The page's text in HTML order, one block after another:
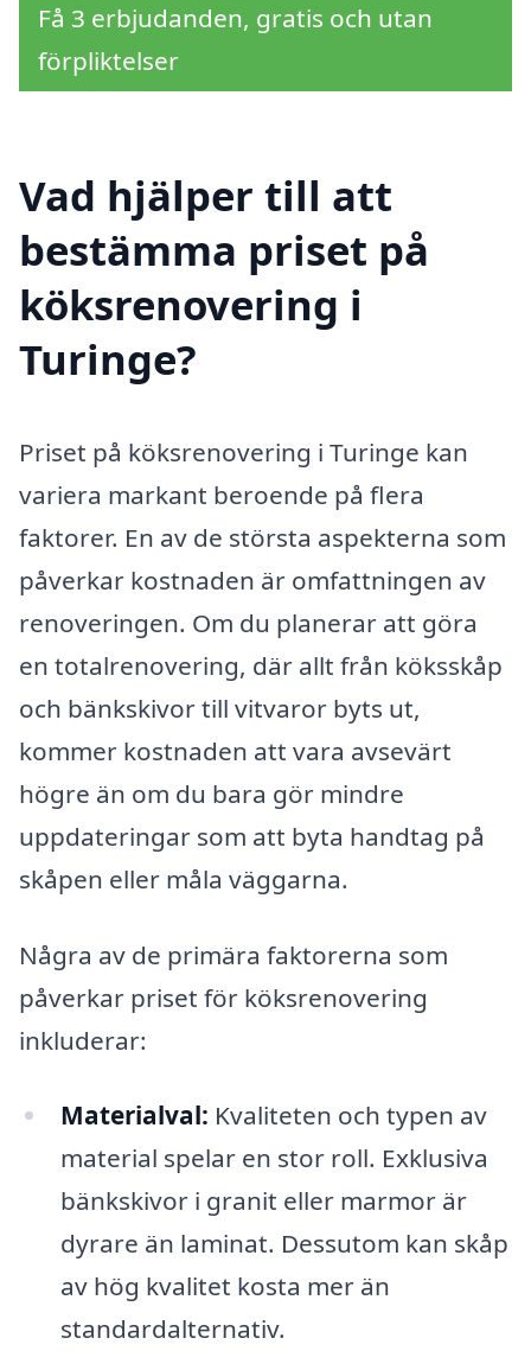
Få 3 erbjudanden, gratis och utan
förpliktelser
Vad hjälper till att
bestämma priset på
köksrenovering i
Turinge?
Priset på köksrenovering i Turinge kan
variera markant beroende på flera
faktorer. En av de största aspekterna som
påverkar kostnaden är omfattningen av
renoveringen. Om du planerar att göra
en totalrenovering, där allt från köksskåp
och bänkskivor till vitvaror byts ut,
kommer kostnaden att vara avsevärt
högre än om du bara gör mindre
uppdateringar som att byta handtag på
skåpen eller måla väggarna.
Några av de primära faktorerna som
påverkar priset för köksrenovering
inkluderar:
Materialval: Kvaliteten och typen av
material spelar en stor roll. Exklusiva
bänkskivor i granit eller marmor är
dyrare än laminat. Dessutom kan skåp
av hög kvalitet kosta mer än
standardalternativ.